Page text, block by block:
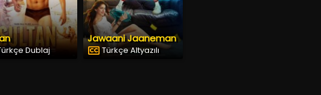
Dublaj
Jawaani Jaaneman
Türkçe Altyazılı